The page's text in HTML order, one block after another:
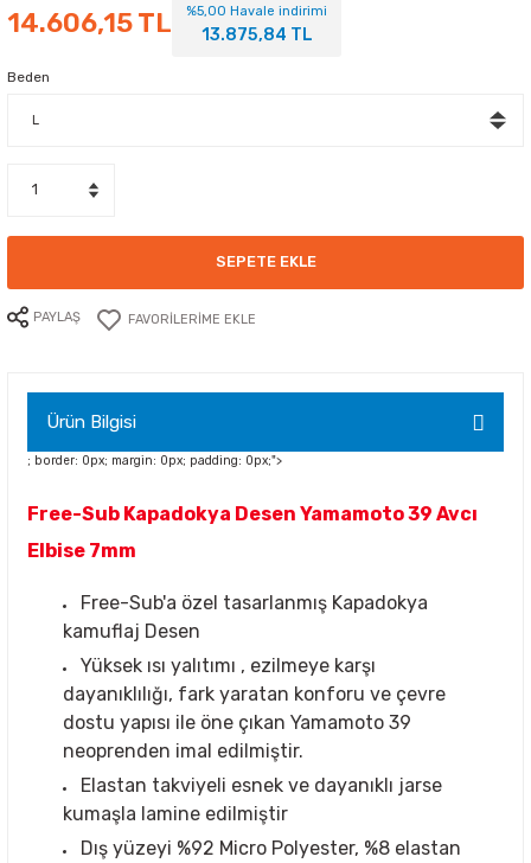
14.606,15 TL %5,00 Havale indirimi
13.875,84 TL
Beden
SEPETE EKLE
PAYLAŞ
Ürün Bilgisi
; border: 0px; margin: 0px; padding: 0px;">
Free-Sub Kapadokya Desen Yamamoto 39 Avcı
Elbise 7mm
Free-Sub'a özel tasarlanmış Kapadokya
kamuflaj Desen
Yüksek ısı yalıtımı , ezilmeye karşı
dayanıklılığı, fark yaratan konforu ve çevre
dostu yapısı ile öne çıkan Yamamoto 39
neoprenden imal edilmiştir.
Elastan takviyeli esnek ve dayanıklı jarse
kumaşla lamine edilmiştir
Dış yüzeyi %92 Micro Polyester, %8 elastan